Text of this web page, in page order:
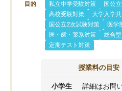
目的 私立中学受験対策
国公
高校受験対策
大学入学
国公立2次試験対策
医学
医・歯・薬系対策
総合
定期テスト対策
授業料の目安
小学生 詳細はお問